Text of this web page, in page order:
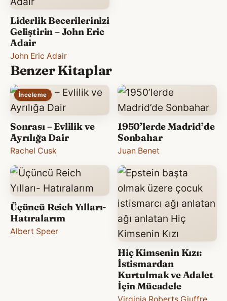
Liderlik Becerilerinizi
Geliştirin – John Eric
Adair
John Eric Adair
Benzer Kitaplar
İnceleme
Sonrası – Evlilik ve
Ayrılığa Dair
Rachel Cusk
1950’lerde Madrid’de
Sonbahar
Juan Benet
Üçüncü Reich Yılları-
Hatıralarım
Albert Speer
Hiç Kimsenin Kızı:
İstismardan
Kurtulmak ve Adalet
İçin Mücadele